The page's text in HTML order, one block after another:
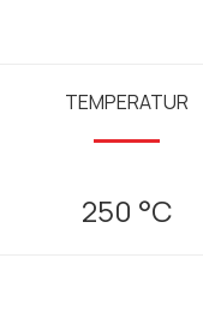
TEMPERATUR
250 °C